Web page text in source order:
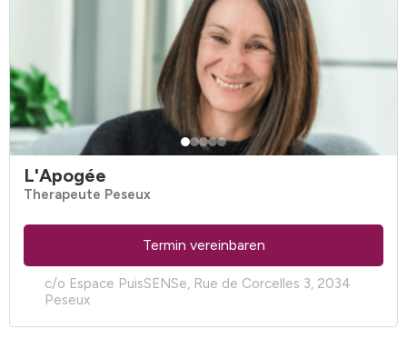
L'Apogée
Therapeute Peseux
c/o Espace PuisSENSe, Rue de Corcelles 3, 2034
Peseux
Termin vereinbaren